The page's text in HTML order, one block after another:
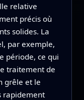
relative
précis où
solides. La
par exemple,
période, ce qui
traitement de
grêle et le
rapidement